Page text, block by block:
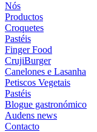
Nós
Productos
Croquetes
Pastéis
Finger Food
CrujiBurger
Canelones e Lasanha
Petiscos Vegetais
Pastéis
Blogue gastronómico
Audens news
Contacto